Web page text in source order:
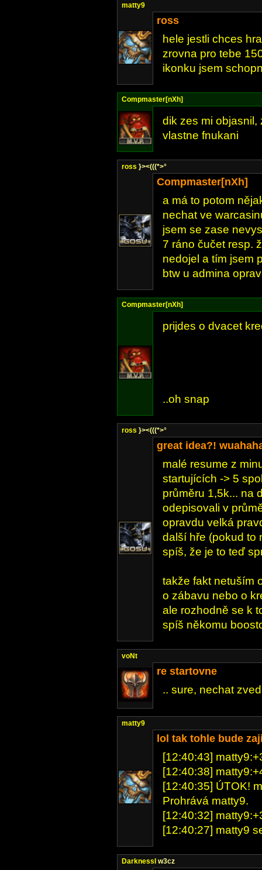
matty9
ross
hele jestli chces
zrovna pro tebe
ikonku jsem
Compmaster[nXh]
dik zes mi objasnil,
vlastne fnukani
ross }><(((*>°
Compmaster[nXh]
a má to potom
nechat ve
jsem se zase
7 ráno čučet resp.
nedojel a tím jsem
btw u admina
Compmaster[nXh]
prijdes o dvacet
..oh snap
ross }><(((*>°
great idea?!
malé resume z
startujících -> 5
průměru 1,5k... na
odepisovali v
opravdu velká
další hře (pokud to
spíš, že je to teď
takže fakt netuším
o zábavu nebo o
ale rozhodně se k
spíš někomu
voNt
re startovne
.. sure, nechat
matty9
lol tak tohle bude
[12:40:43]
[12:40:38]
[12:40:35] ÚTOK!
Prohrává matty9.
[12:40:32]
[12:40:27] matty9
DarknessI w3cz